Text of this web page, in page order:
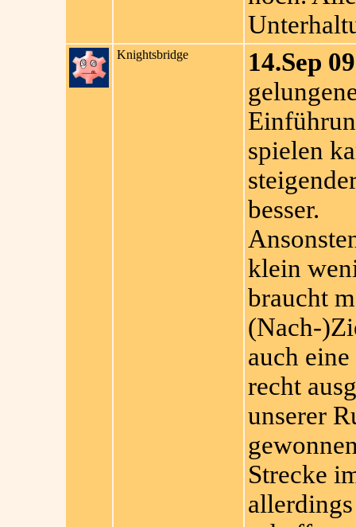
Knightsbridge
14.Sep
spielen
besser.
klein
braucht
(Nach-
auch
recht
unserer
Strecke